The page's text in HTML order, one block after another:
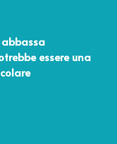
essere una